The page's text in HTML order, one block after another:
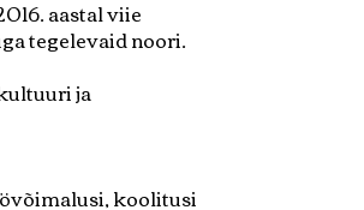
aastal viie
tegelevaid noori.
ja
koolitusi